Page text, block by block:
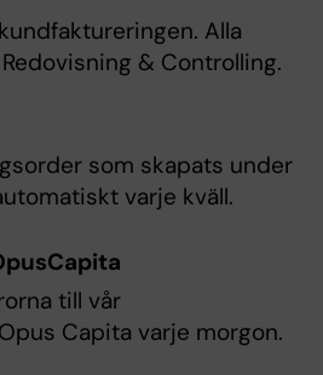
Alla
& Controlling.
som skapats under
varje kväll.
till vår
Capita varje morgon.